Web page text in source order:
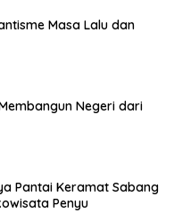
Masa Lalu dan
Negeri dari
Pantai Keramat Sabang
Penyu